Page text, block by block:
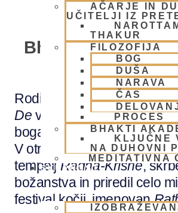
AČARJE IN
UČITELJI IZ
THAKUR
FILOZOFIJA
BOG
DUŠA
NARAVA
ČAS
PROCES
BHAKTI
KLJUČNE
NA DUHOVNI
MEDITATIVNA
SKUPNOST
Ustanovni
Bhaktivedanta
Rodil se je leta 1896, kot
De v zelo pobožni
bogatega tekstilnega
V otroštvu je redno
tempeljRadha-Krišne,
božanstva in priredil celo
festival kočij, imenovan